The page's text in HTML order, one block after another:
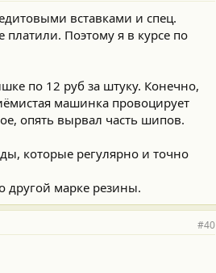
вставками и спец.
платили. Поэтому я в курсе по
по 12 руб за штуку. Конечно,
машинка провоцирует
опять вырвал часть шипов.
которые регулярно и точно
другой марке резины.
#40